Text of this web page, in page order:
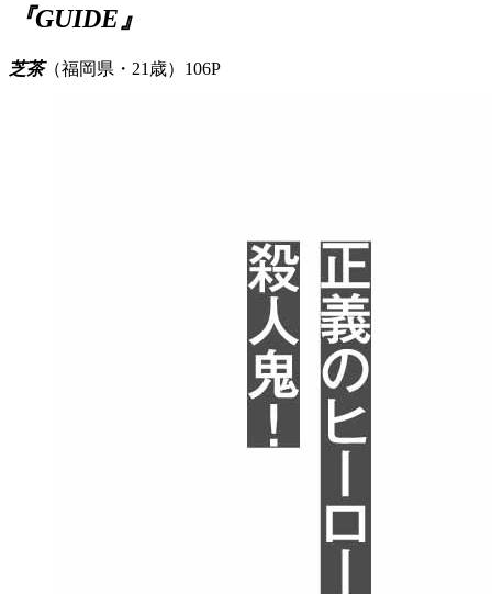
『GUIDE』
芝茶（福岡県・21歳）106P